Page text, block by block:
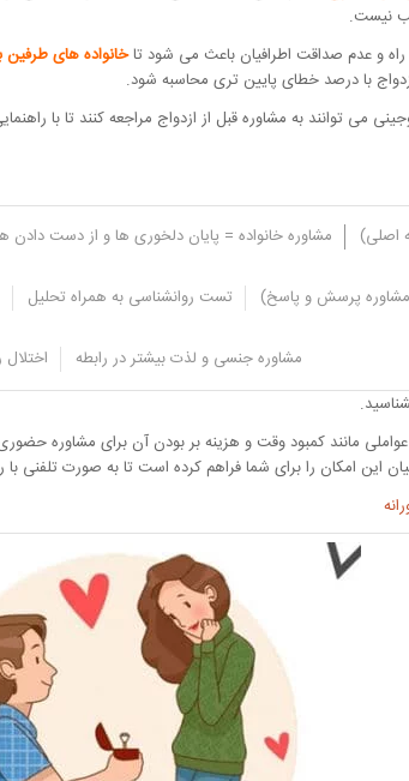
نیست.
راه و عدم صداقت اطرافیان باعث می شود تاخانواده های
با درصد خطای پایین تری محاسبه شود.
می توانند به مشاوره قبل از ازدواج مراجعه کنند تا با
اصلی) مشاوره خانواده = پایان دلخوری ها و از دست دادن
مشاوره پرسش و پاسخ) تست روانشناسی به همراه تحلیل
مشاوره جنسی و لذت بیشتر در رابطه
امری بسیار مهم و ضروری در یک ازدواج موفق می باشد که باید از
عواملی مانند کمبود وقت و هزینه بر بودن آن برای مشاوره
این امکان را برای شما فراهم کرده است تا به صورت تلفنی